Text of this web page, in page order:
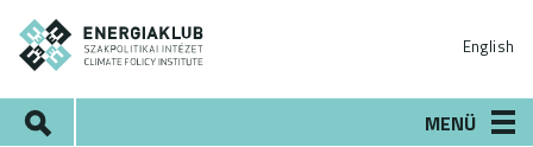
Ugrás
tartalomra
English
MENÜ